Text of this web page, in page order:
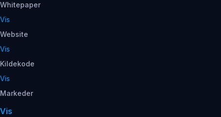
Whitepaper
Vis
Website
Vis
Kildekode
Vis
Markeder
Vis